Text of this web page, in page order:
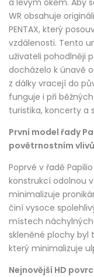
a levým okem. Aby
WR obsahuje
PENTAX, který
vzdálenosti. Tento
uživateli pohodlněji
docházelo k únavě
z dálky vracejí do
funguje i při
turistika, koncerty a
První model řady
povětrnostním
Poprvé v řadě
konstrukcí odolnou
minimalizuje
činí vysoce
místech náchylných
skleněné plochy byl
který minimalizuje
Nejnovější HD